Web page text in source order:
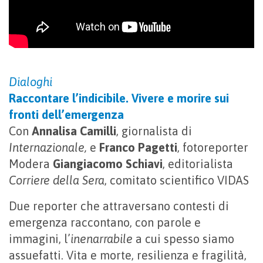
Dialoghi
Raccontare l’indicibile. Vivere e morire sui
fronti dell’emergenza
Con Annalisa Camilli, giornalista di
Internazionale, e Franco Pagetti, fotoreporter
Modera Giangiacomo Schiavi, editorialista
Corriere della Sera, comitato scientifico VIDAS
Due reporter che attraversano contesti di
emergenza raccontano, con parole e
immagini, l’inenarrabile a cui spesso siamo
assuefatti. Vita e morte, resilienza e fragilità,